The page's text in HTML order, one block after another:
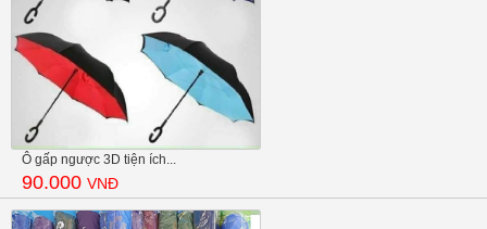
Ô gấp ngược 3D tiện ích...
90.000 VNĐ